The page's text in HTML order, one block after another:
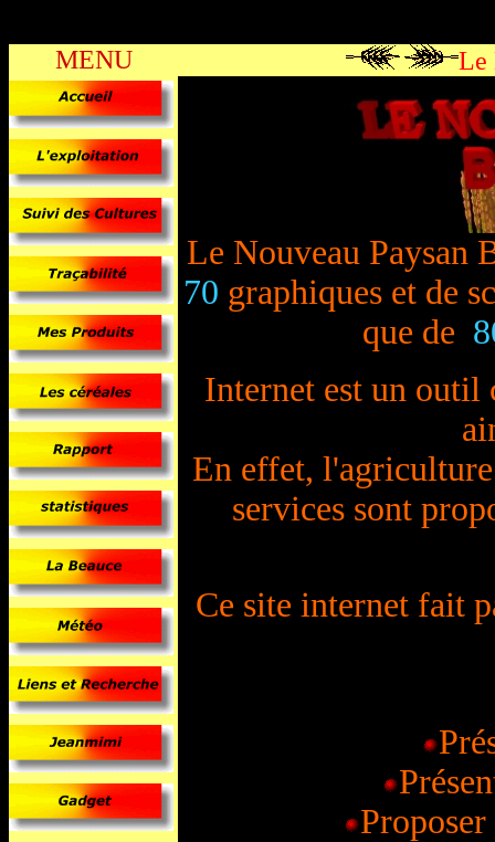
MENU Le
Le Nouveau Paysan
70 graphiques et de
que de
Internet est un outil
En effet,
services sont
Ce site internet fait